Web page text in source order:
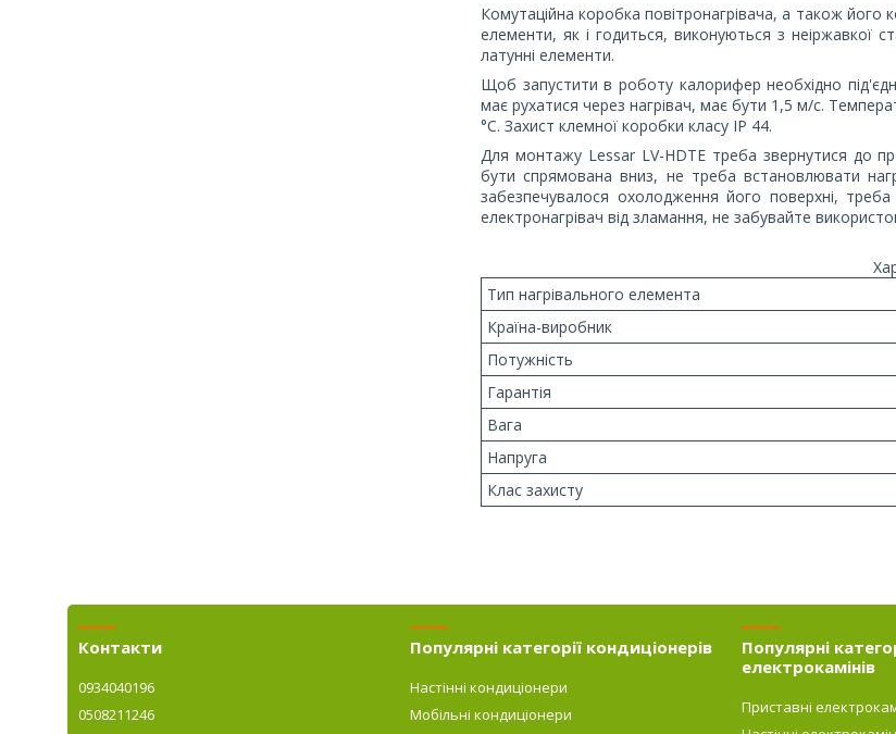
Комутаційна коробка повітронагрівача, а також його
елементи, як і годиться, виконуються з неіржавкої
латунні елементи.
Щоб запустити в роботу калорифер необхідно
має рухатися через нагрівач, має бути 1,5 м/с.
°C. Захист клемної коробки класу IP 44.
Для монтажу Lessar LV-HDTE треба звернутися до
бути спрямована вниз, не треба встановлювати
забезпечувалося охолодження його поверхні,
електронагрівач від зламання, не забувайте
Тип нагрівального елемента
Країна-виробник
Потужність
Гарантія
Вага
Напруга
Клас захисту
Контакти
0934040196
0508211246
Популярні категорії кондиціонерів
Настінні кондиціонери
Мобільні кондиціонери
Популярні
електрокамінів
Приставні